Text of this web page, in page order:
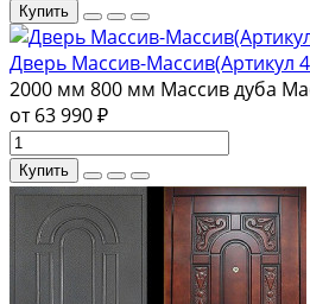
Купить
Дверь Массив-Массив(Артикул
2000 мм 800 мм Массив дуба
от 63 990 ₽
Купить